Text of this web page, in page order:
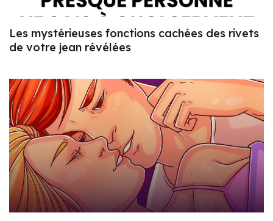
Les mystérieuses fonctions cachées des rivets
de votre jean révélées